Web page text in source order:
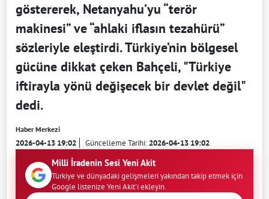
göstererek, Netanyahu’yu “terör
makinesi” ve “ahlaki iflasın tezahürü”
sözleriyle eleştirdi. Türkiye’nin bölgesel
gücüne dikkat çeken Bahçeli, "Türkiye
iftirayla yönü değişecek bir devlet değil"
dedi.
Haber Merkezi
2026-04-13 19:02 Güncelleme Tarihi:2026-04-13 19:02
Milli İradenin Sesi Yeni Akit
Türkiye ve dünyadaki gelişmeleri yakından takip etmek için
Google listenize Yeni Akit'i ekleyin.